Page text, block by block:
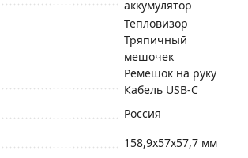
аккумулятор
Тепловизор
Тряпичный
мешочек
Ремешок на руку
Кабель USB-C
Россия
158,9x57x57,7 мм